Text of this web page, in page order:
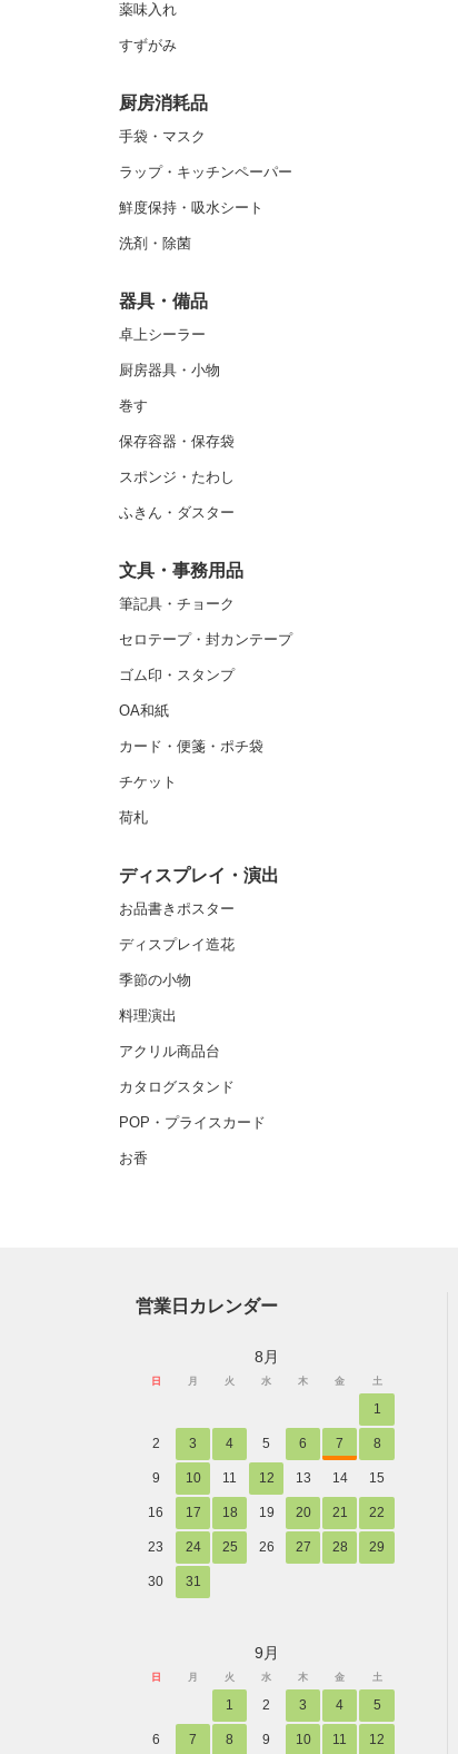
薬味入れ
すずがみ
厨房消耗品
手袋・マスク
ラップ・キッチンペーパー
鮮度保持・吸水シート
洗剤・除菌
器具・備品
卓上シーラー
厨房器具・小物
巻す
保存容器・保存袋
スポンジ・たわし
ふきん・ダスター
文具・事務用品
筆記具・チョーク
セロテープ・封カンテープ
ゴム印・スタンプ
OA和紙
カード・便箋・ポチ袋
チケット
荷札
ディスプレイ・演出
お品書きポスター
ディスプレイ造花
季節の小物
料理演出
アクリル商品台
カタログスタンド
POP・プライスカード
お香
営業日カレンダー
8月
日 月 火 水 木 金 土
1
2 3 4 5 6 7 8
9 10 11 12 13 14 15
16 17 18 19 20 21 22
23 24 25 26 27 28 29
30 31
9月
日 月 火 水 木 金 土
1 2 3 4 5
6 7 8 9 10 11 12